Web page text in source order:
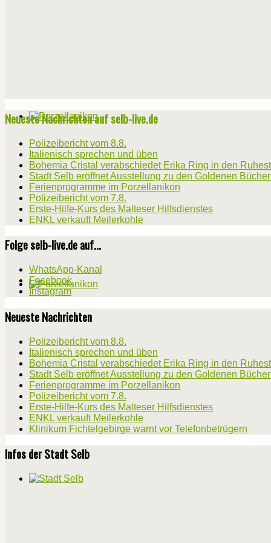
Neueste Nachrichten auf selb-live.de
Polizeibericht vom 8.8.
Italienisch sprechen und üben
Bohemia Cristal verabschiedet Erika Ring in den
Stadt Selb eröffnet Ausstellung zu den Goldenen
Ferienprogramme im Porzellanikon
Polizeibericht vom 7.8.
Erste-Hilfe-Kurs des Malteser Hilfsdienstes
ENKL verkauft Meilerkohle
Folge selb-live.de auf...
WhatsApp-Kanal
Facebook
Instagram
Neueste Nachrichten
Polizeibericht vom 8.8.
Italienisch sprechen und üben
Bohemia Cristal verabschiedet Erika Ring in den
Stadt Selb eröffnet Ausstellung zu den Goldenen
Ferienprogramme im Porzellanikon
Polizeibericht vom 7.8.
Erste-Hilfe-Kurs des Malteser Hilfsdienstes
ENKL verkauft Meilerkohle
Klinikum Fichtelgebirge warnt vor Telefonbetrügern
Infos der Stadt Selb